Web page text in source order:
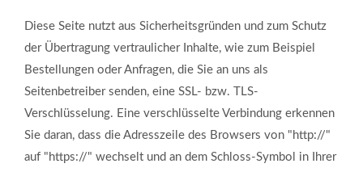
Diese Seite nutzt aus Sicherheitsgründen und zum Schutz
der Übertragung vertraulicher Inhalte, wie zum Beispiel
Bestellungen oder Anfragen, die Sie an uns als
Seitenbetreiber senden, eine SSL- bzw. TLS-
Verschlüsselung. Eine verschlüsselte Verbindung erkennen
Sie daran, dass die Adresszeile des Browsers von "http://"
auf "https://" wechselt und an dem Schloss-Symbol in Ihrer